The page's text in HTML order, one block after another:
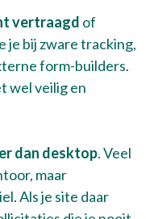
vertraagd of
je bij zware tracking,
form-builders.
wel veilig en
dan desktop. Veel
maar
Als je site daar